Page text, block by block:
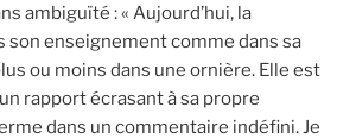
ambiguïté : « Aujourd’hui, la
son enseignement comme dans sa
ou moins dans une ornière. Elle est
rapport écrasant à sa propre
dans un commentaire indéfini. Je